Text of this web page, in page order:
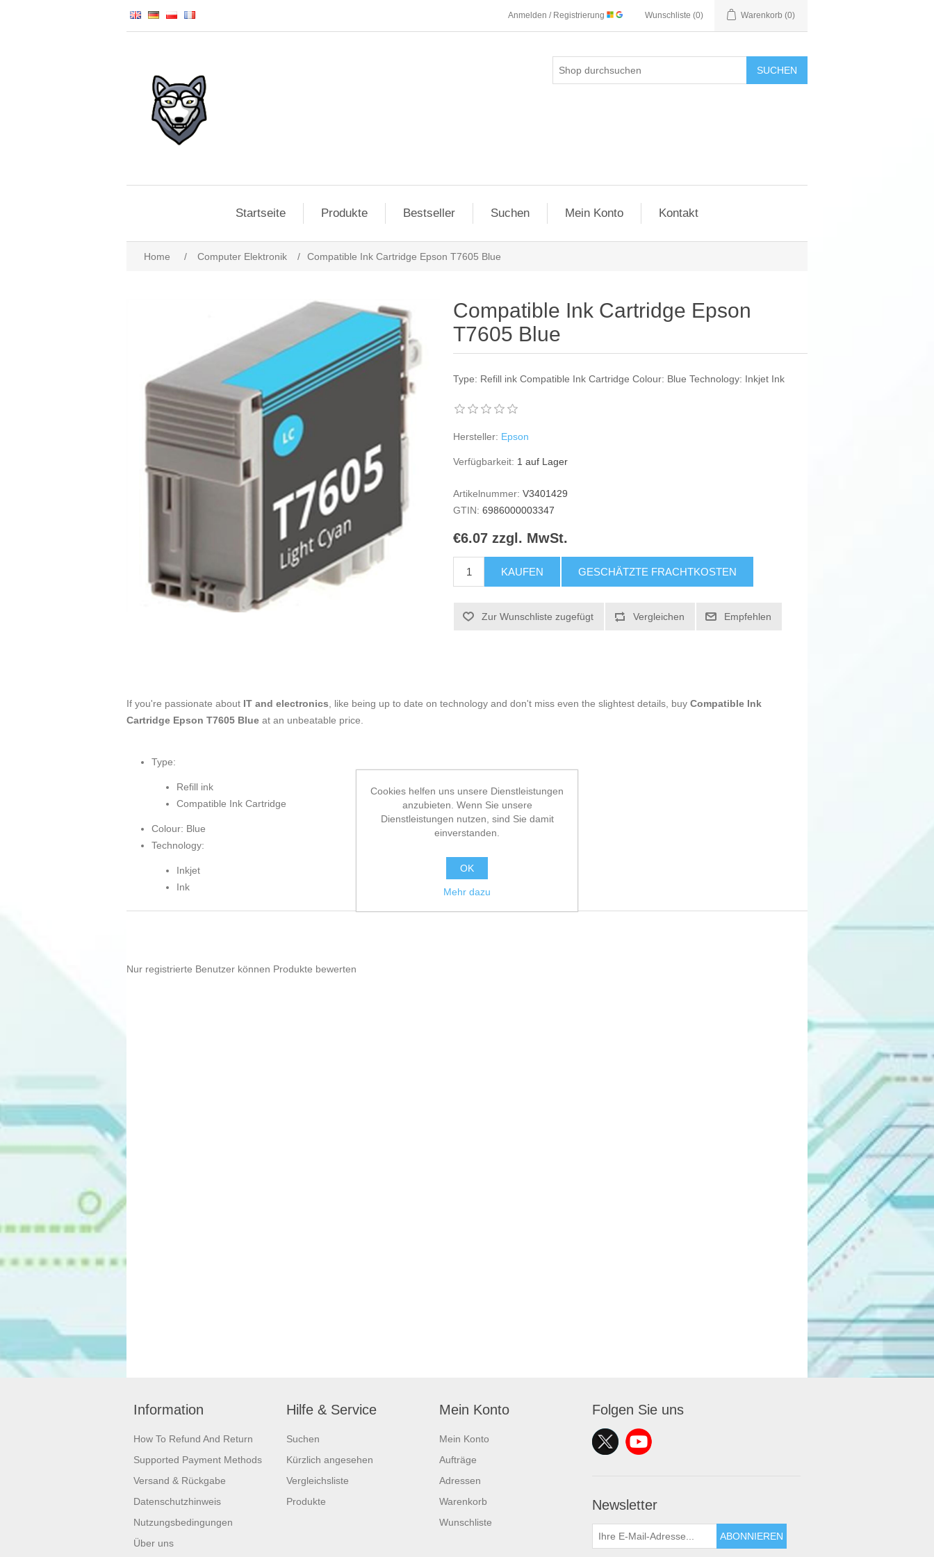
Anmelden / Registrierung Wunschliste (0) Warenkorb (0)
SUCHEN
Startseite Produkte Bestseller Suchen Mein Konto Kontakt
Home / Computer Elektronik / Compatible Ink Cartridge Epson T7605 Blue
Compatible Ink Cartridge Epson
T7605 Blue
Type: Refill ink Compatible Ink Cartridge Colour: Blue Technology: Inkjet Ink
Hersteller: Epson
Verfügbarkeit: 1 auf Lager
Artikelnummer: V3401429
GTIN: 6986000003347
€6.07 zzgl. MwSt.
KAUFEN GESCHÄTZTE FRACHTKOSTEN
Zur Wunschliste zugefügt Vergleichen Empfehlen
If you're passionate about IT and electronics, like being up to date on technology and don't miss even the slightest details, buy Compatible Ink
Cartridge Epson T7605 Blue at an unbeatable price.
Type:
Refill ink
Compatible Ink Cartridge
Colour: Blue
Technology:
Inkjet
Ink
Nur registrierte Benutzer können Produkte bewerten
Information
How To Refund And Return
Supported Payment Methods
Versand & Rückgabe
Datenschutzhinweis
Nutzungsbedingungen
Über uns
Hilfe & Service
Suchen
Kürzlich angesehen
Vergleichsliste
Produkte
Mein Konto
Mein Konto
Aufträge
Adressen
Warenkorb
Wunschliste
Folgen Sie uns
Newsletter
ABONNIEREN
Cookies helfen uns unsere Dienstleistungen
anzubieten. Wenn Sie unsere
Dienstleistungen nutzen, sind Sie damit
einverstanden.
OK
Mehr dazu